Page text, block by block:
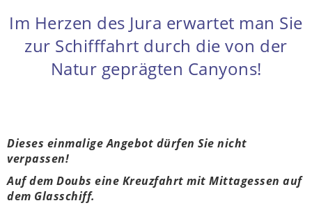
Im Herzen des Jura erwartet man Sie
zur Schifffahrt durch die von der
Natur geprägten Canyons!
Dieses einmalige Angebot dürfen Sie nicht
verpassen!
Auf dem Doubs eine Kreuzfahrt mit Mittagessen auf
dem Glasschiff.